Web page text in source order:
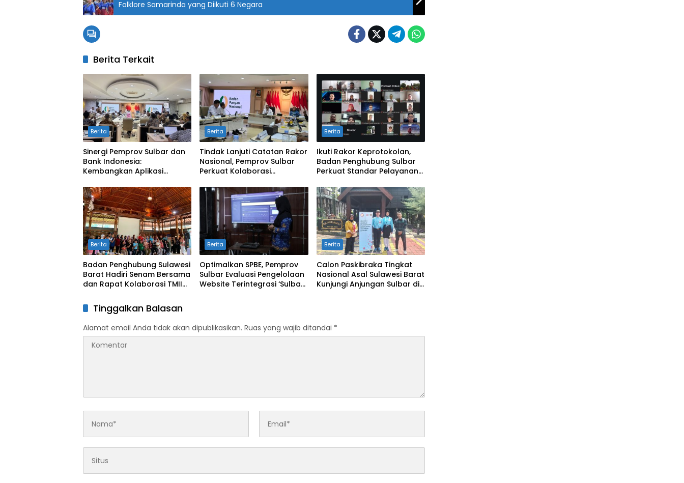
Folklore Samarinda yang Diikuti 6 Negara
Berita Terkait
Berita
Sinergi Pemprov Sulbar dan
Bank Indonesia:
Kembangkan Aplikasi
Harga Pangan
Berita
Tindak Lanjuti Catatan Rakor
Nasional, Pemprov Sulbar
Perkuat Kolaborasi
BSPS
Berita
Ikuti Rakor Keprotokolan,
Badan Penghubung Sulbar
Perkuat Standar Pelayanan
Berita
Badan Penghubung Sulawesi
Barat Hadiri Senam Bersama
dan Rapat Kolaborasi TMII
Berita
Optimalkan SPBE, Pemprov
Sulbar Evaluasi Pengelolaan
Website Terintegrasi ‘Sulbar
Berita
Calon Paskibraka Tingkat
Nasional Asal Sulawesi Barat
Kunjungi Anjungan Sulbar di
Tinggalkan Balasan
Alamat email Anda tidak akan dipublikasikan. Ruas yang wajib ditandai *